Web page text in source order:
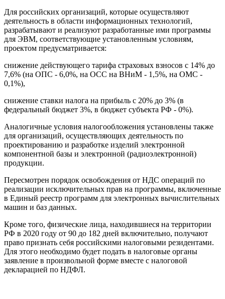
Для российских организаций, которые осуществляют
деятельность в области информационных технологий,
разрабатывают и реализуют разработанные ими программы
для ЭВМ, соответствующие установленным условиям,
проектом предусматривается:
снижение действующего тарифа страховых взносов с 14% до
7,6% (на ОПС - 6,0%, на ОСС на ВНиМ - 1,5%, на ОМС -
0,1%),
снижение ставки налога на прибыль с 20% до 3% (в
федеральный бюджет 3%, в бюджет субъекта РФ - 0%).
Аналогичные условия налогообложения установлены также
для организаций, осуществляющих деятельность по
проектированию и разработке изделий электронной
компонентной базы и электронной (радиоэлектронной)
продукции.
Пересмотрен порядок освобождения от НДС операций по
реализации исключительных прав на программы, включенные
в Единый реестр программ для электронных вычислительных
машин и баз данных.
Кроме того, физические лица, находившиеся на территории
РФ в 2020 году от 90 до 182 дней включительно, получают
право признать себя российскими налоговыми резидентами.
Для этого необходимо будет подать в налоговые органы
заявление в произвольной форме вместе с налоговой
декларацией по НДФЛ.